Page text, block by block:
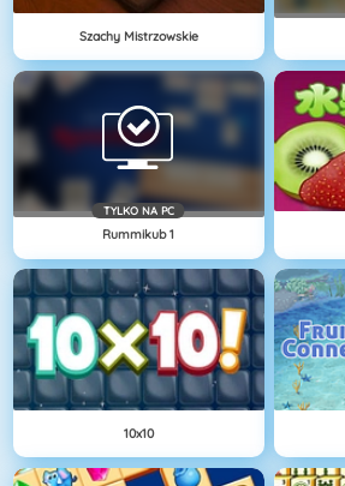
Szachy Mistrzowskie
TYLKO NA PC
Rummikub 1
10x10